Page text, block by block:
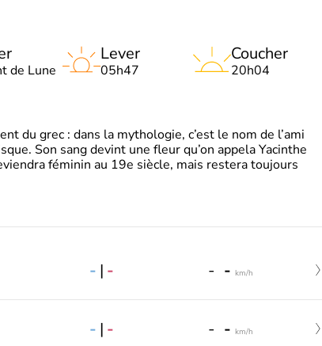
de Lune
Lever
05h47
Coucher
20h04
du grec : dans la mythologie, c’est le nom de l’ami
Son sang devint une fleur qu’on appela Yacinthe
féminin au 19e siècle, mais restera toujours
- | - - - km/h
- | - - - km/h